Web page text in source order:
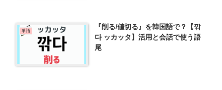
単語
『削る/値切る』を韓国語で？【깎
다 ッカッタ】活用と会話で使う語
尾